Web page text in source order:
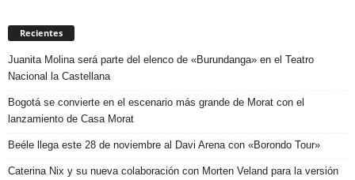
Recientes
Juanita Molina será parte del elenco de «Burundanga» en el Teatro
Nacional la Castellana
Bogotá se convierte en el escenario más grande de Morat con el
lanzamiento de Casa Morat
Beéle llega este 28 de noviembre al Davi Arena con «Borondo Tour»
Caterina Nix y su nueva colaboración con Morten Veland para la versión